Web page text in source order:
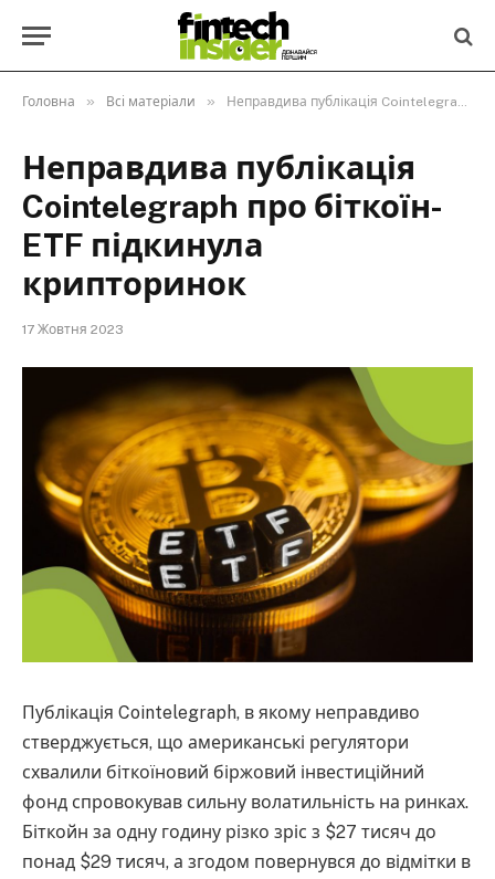
Головна » Всі матеріали » Неправдива публікація Cointelegraph про біткоїн-ETF підкинула крипторинок
Неправдива публікація
Cointelegraph про біткоїн-
ETF підкинула
крипторинок
17 Жовтня 2023
Публікація Cointelegraph, в якому неправдиво
стверджується, що американські регулятори
схвалили біткоїновий біржовий інвестиційний
фонд спровокував сильну волатильність на ринках.
Біткойн за одну годину різко зріс з $27 тисяч до
понад $29 тисяч, а згодом повернувся до відмітки в